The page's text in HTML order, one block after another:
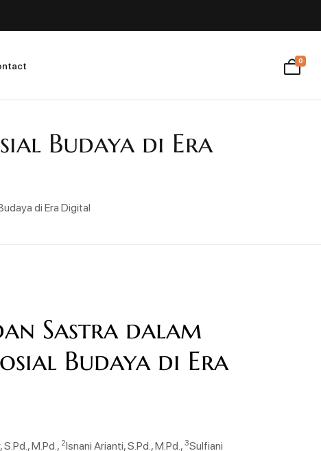
0
Budaya di Era
di Era Digital
Sastra dalam
Budaya di Era
M.Pd., 2Isnani Arianti, S.Pd., M.Pd.,3Sulfiani